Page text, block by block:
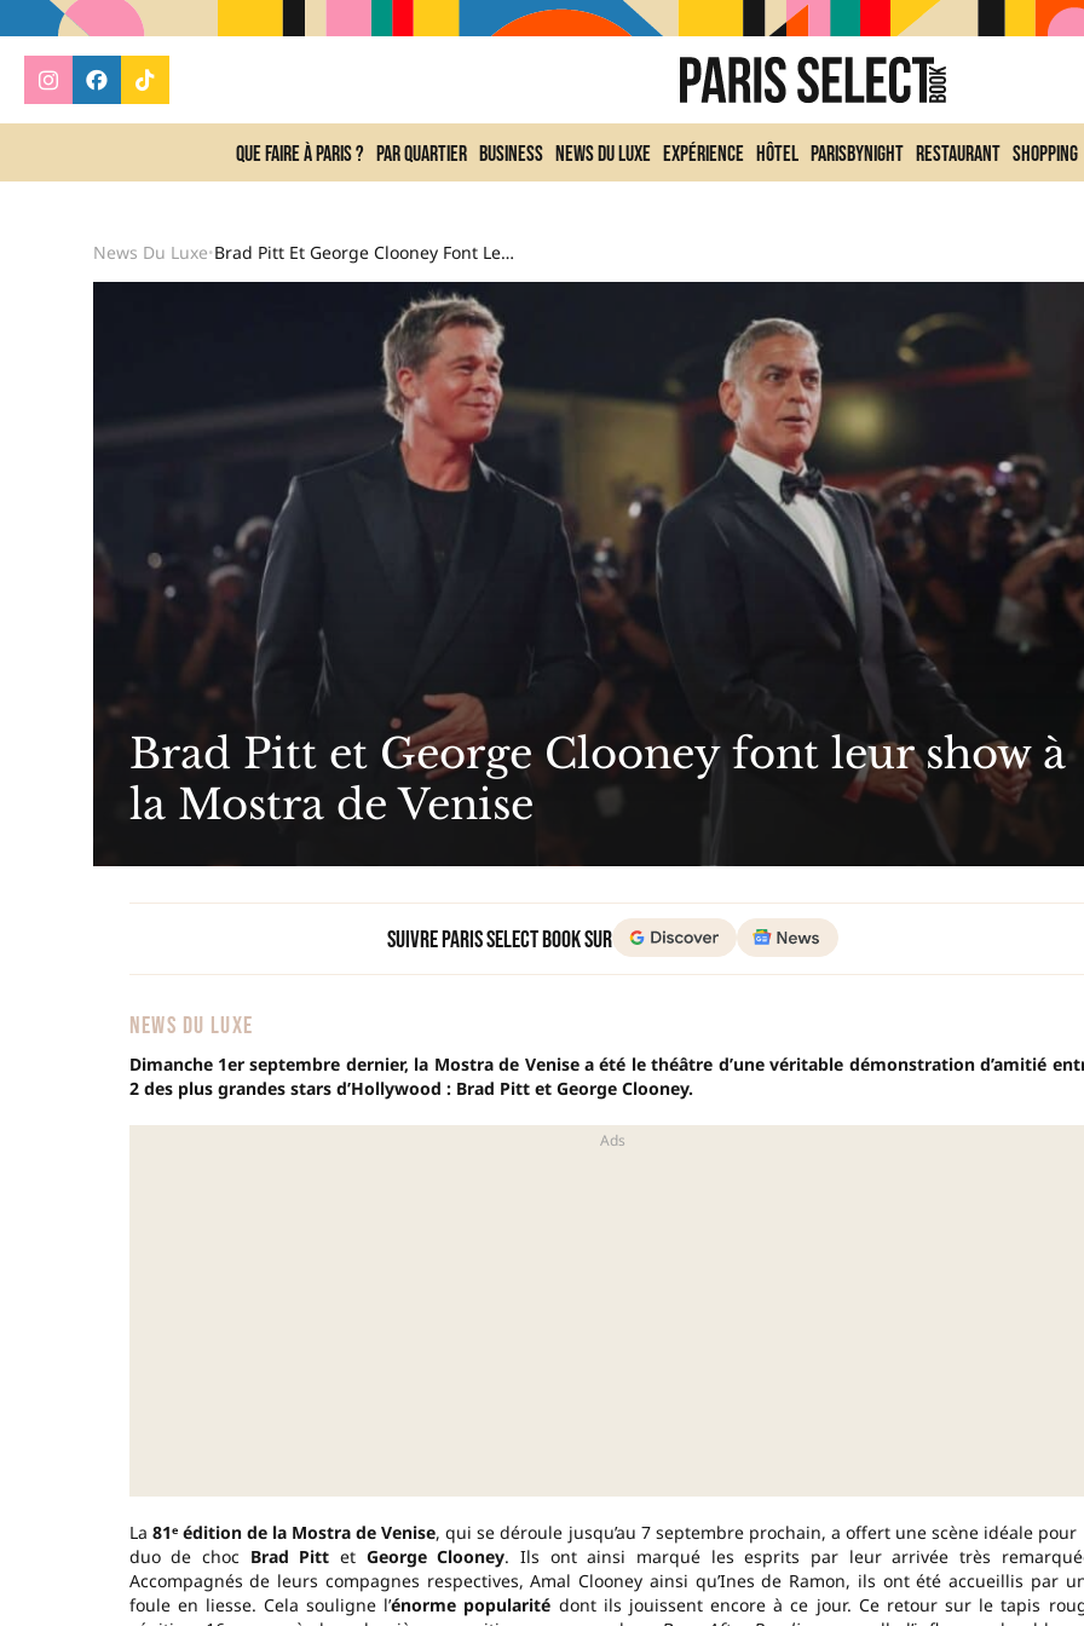
Que faire à Paris ? Par quartier Business News du Luxe Expérience Hôtel ParisByNight Restaurant Shopping
News Du Luxe• Brad Pitt Et George Clooney Font Leur Show À La Mostra De Venise
Brad Pitt et George Clooney font leur show à
la Mostra de Venise
Suivre Paris Select Book sur
NEWS DU LUXE
Dimanche 1er septembre dernier, la Mostra de Venise a été le théâtre d’une véritable démonstration d’amitié
2 des plus grandes stars d’Hollywood : Brad Pitt et George Clooney.
La 81ᵉ édition de la Mostra de Venise, qui se déroule jusqu’au 7 septembre prochain, a offert une scène idéale pour
duo de choc Brad Pitt et George Clooney. Ils ont ainsi marqué les esprits par leur arrivée très
Accompagnés de leurs compagnes respectives, Amal Clooney ainsi qu’Ines de Ramon, ils ont été accueillis par
foule en liesse. Cela souligne l’énorme popularité dont ils jouissent encore à ce jour. Ce retour sur le tapis